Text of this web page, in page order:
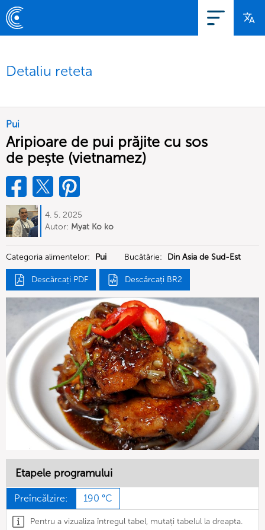
Detaliu reteta
Pui
Aripioare de pui prăjite cu sos
de pește (vietnamez)
4. 5. 2025
Autor: Myat Ko ko
Categoria alimentelor: Pui Bucătărie: Din Asia de Sud-Est
Descărcați PDF Descărcați BR2
Etapele programului
Preîncălzire: 190 °C
Pentru a vizualiza întregul tabel, mutați tabelul la dreapta.